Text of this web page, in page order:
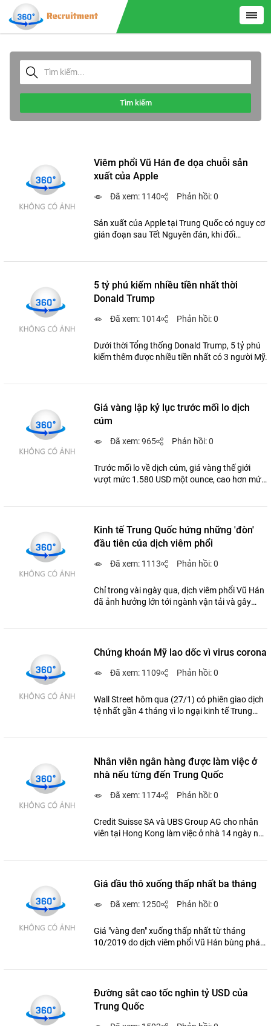
Tìm kiếm
Viêm phổi Vũ Hán đe dọa chuỗi sản
xuất của Apple
Đã xem: 1140 Phản hồi: 0
Sản xuất của Apple tại Trung Quốc có nguy cơ
gián đoạn sau Tết Nguyên đán, khi đối
5 tỷ phú kiếm nhiều tiền nhất thời
Donald Trump
Đã xem: 1014 Phản hồi: 0
Dưới thời Tổng thống Donald Trump, 5 tỷ phú
kiếm thêm được nhiều tiền nhất có 3 người Mỹ.
Giá vàng lập kỷ lục trước mối lo dịch
cúm
Đã xem: 965 Phản hồi: 0
Trước mối lo về dịch cúm, giá vàng thế giới
vượt mức 1.580 USD một ounce, cao hơn mức
Kinh tế Trung Quốc hứng những 'đòn'
đầu tiên của dịch viêm phổi
Đã xem: 1113 Phản hồi: 0
Chỉ trong vài ngày qua, dịch viêm phổi Vũ Hán
đã ảnh hưởng lớn tới ngành vận tải và gây
Chứng khoán Mỹ lao dốc vì virus corona
Đã xem: 1109 Phản hồi: 0
Wall Street hôm qua (27/1) có phiên giao dịch
tệ nhất gần 4 tháng vì lo ngại kinh tế Trung
Nhân viên ngân hàng được làm việc ở
nhà nếu từng đến Trung Quốc
Đã xem: 1174 Phản hồi: 0
Credit Suisse SA và UBS Group AG cho nhân
viên tại Hong Kong làm việc ở nhà 14 ngày nếu
Giá dầu thô xuống thấp nhất ba tháng
Đã xem: 1250 Phản hồi: 0
Giá "vàng đen" xuống thấp nhất từ tháng
10/2019 do dịch viêm phổi Vũ Hán bùng phát,
Đường sắt cao tốc nghìn tỷ USD của
Trung Quốc